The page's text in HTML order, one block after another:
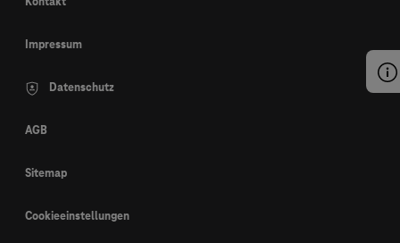
Impressum
Datenschutz
AGB
Sitemap
Cookieeinstellungen